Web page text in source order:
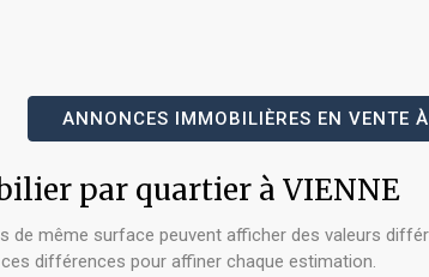
ANNONCES IMMOBILIÈRES EN VENTE
par quartier à VIENNE
de même surface peuvent afficher des valeurs
différences pour affiner chaque estimation.